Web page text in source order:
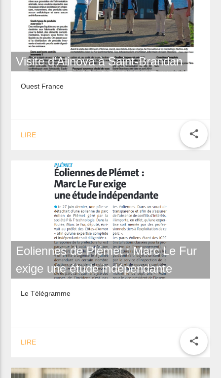
Visite d’Alinova à Saint-Brandan
Ouest France
Eoliennes de Plémet : Marc Le Fur
exige une étude indépendante
Le Télégramme